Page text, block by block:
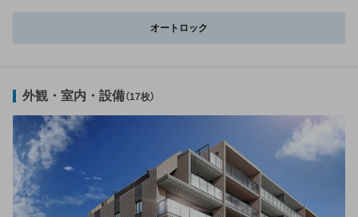
オートロック
外観・室内・設備（17枚）